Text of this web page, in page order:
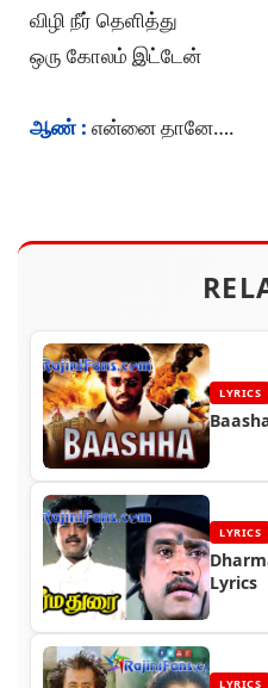
விழி நீர் தெளித்து
ஒரு கோலம் இட்டேன்
ஆண் : என்னை தானே….
LYRICS
LYRICS
Lyrics
LYRICS